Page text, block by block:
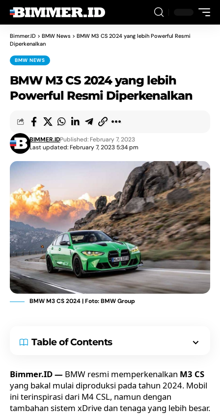
Bimmer.ID > BMW News > BMW M3 CS 2024 yang lebih Powerful Resmi
Diperkenalkan
BMW NEWS
BMW M3 CS 2024 yang lebih
Powerful Resmi Diperkenalkan
Last updated: February 7, 2023 5:34 pm
BIMMER.IDPublished: February 7, 2023
BMW M3 CS 2024 | Foto: BMW Group
Table of Contents
Bimmer.ID — BMW resmi memperkenalkan M3 CS
yang bakal mulai diproduksi pada tahun 2024. Mobil
ini terinspirasi dari M4 CSL, namun dengan
tambahan sistem xDrive dan tenaga yang lebih besar.